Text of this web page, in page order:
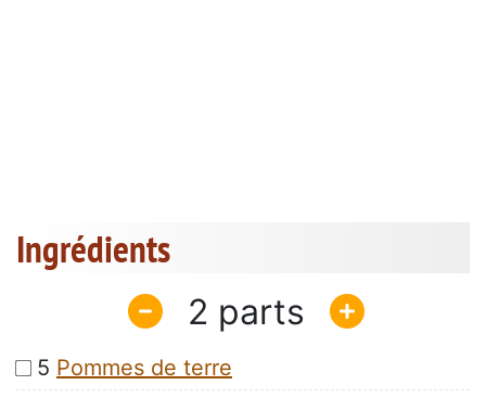
Ingrédients
2
5 Pommes de terre